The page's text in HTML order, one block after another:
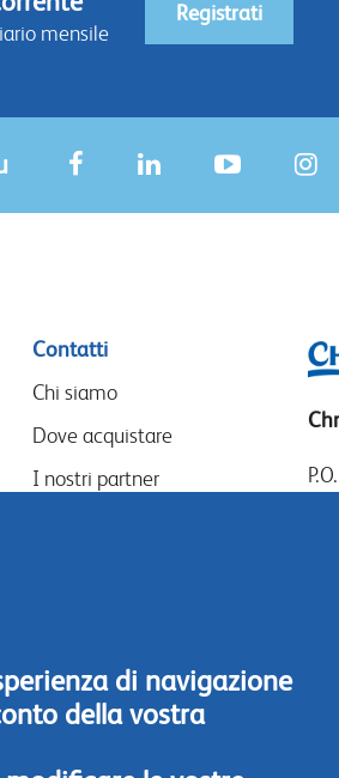
mensile
Registrati
Contatti
Chi siamo
Dove acquistare
I nostri partner
di navigazione
della vostra